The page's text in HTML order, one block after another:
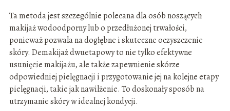
Ta metoda jest szczególnie polecana dla osób noszących
makijaż wodoodporny lub o przedłużonej trwałości,
ponieważ pozwala na dogłębne i skuteczne oczyszczenie
skóry. Demakijaż dwuetapowy to nie tylko efektywne
usunięcie makijażu, ale także zapewnienie skórze
odpowiedniej pielęgnacji i przygotowanie jej na kolejne etapy
pielęgnacji, takie jak nawilżenie. To doskonały sposób na
utrzymanie skóry w idealnej kondycji.